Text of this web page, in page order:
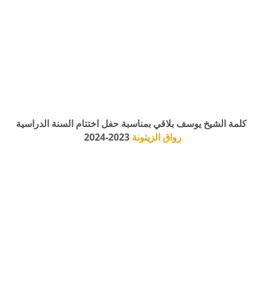
كلمة الشيخ يوسف بلاقي بمناسبة حفل اختتام السنة الدراسية
رواق الزيتونة 2023-2024